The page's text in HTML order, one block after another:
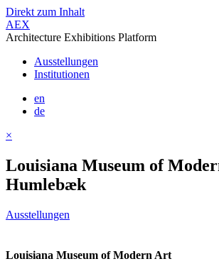
Direkt zum Inhalt
AEX
Architecture Exhibitions Platform
Ausstellungen
Institutionen
en
de
×
Louisiana Museum of
Humlebæk
Ausstellungen
Louisiana Museum of Modern Art